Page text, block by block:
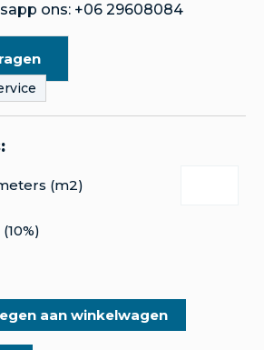
ons: +06 29608084
(m2)
aan winkelwagen